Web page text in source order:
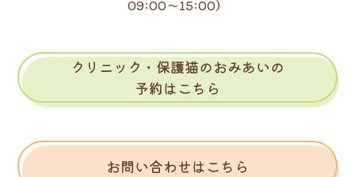
09:00～15:00）
クリニック・保護猫のおみあいの
予約はこちら
お問い合わせはこちら